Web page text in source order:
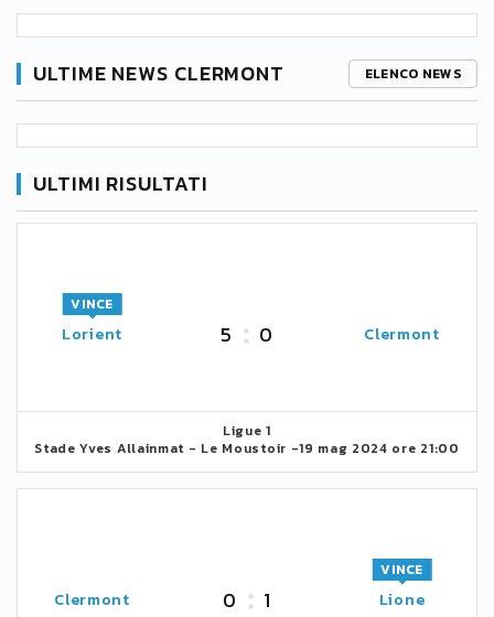
ULTIME NEWS CLERMONT ELENCO NEWS
ULTIMI RISULTATI
Lorient
VINCE
5 0 Clermont
Ligue 1
Stade Yves Allainmat - Le Moustoir -19 mag 2024 ore 21:00
Clermont 0 1 Lione
VINCE